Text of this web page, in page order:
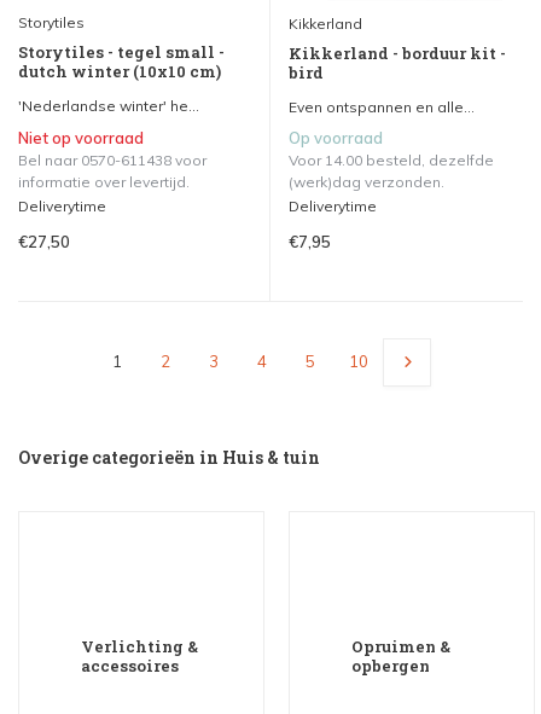
Storytiles
Storytiles - tegel small -
dutch winter (10x10 cm)
'Nederlandse winter' he...
Niet op voorraad
Bel naar 0570-611438 voor
informatie over levertijd.
Deliverytime
€27,50
Kikkerland
Kikkerland - borduur kit -
bird
Even ontspannen en alle...
Op voorraad
Voor 14.00 besteld, dezelfde
(werk)dag verzonden.
Deliverytime
€7,95
1 2 3 4 5 10
Overige categorieën in Huis & tuin
Verlichting &
accessoires
Opruimen &
opbergen